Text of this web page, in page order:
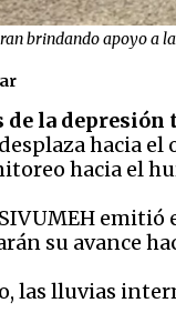
brindando apoyo a
de la depresión
hacia
hacia el
emitió
su avance
las lluvias